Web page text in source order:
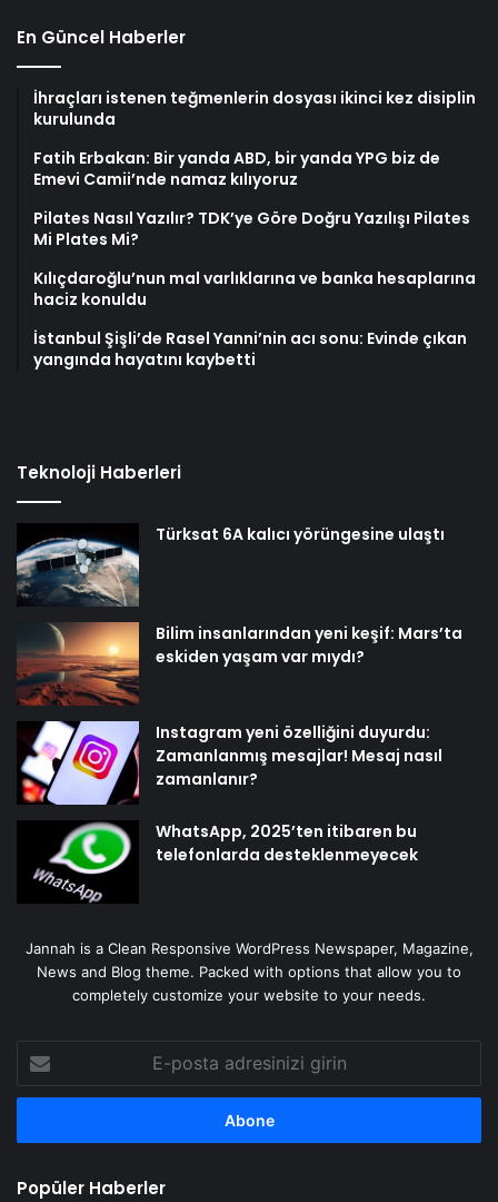
En Güncel Haberler
İhraçları istenen teğmenlerin dosyası ikinci kez disiplin
kurulunda
Fatih Erbakan: Bir yanda ABD, bir yanda YPG biz de
Emevi Camii’nde namaz kılıyoruz
Pilates Nasıl Yazılır? TDK’ye Göre Doğru Yazılışı Pilates
Mi Plates Mi?
Kılıçdaroğlu’nun mal varlıklarına ve banka hesaplarına
haciz konuldu
İstanbul Şişli’de Rasel Yanni’nin acı sonu: Evinde çıkan
yangında hayatını kaybetti
Teknoloji Haberleri
Türksat 6A kalıcı yörüngesine ulaştı
Bilim insanlarından yeni keşif: Mars’ta
eskiden yaşam var mıydı?
Instagram yeni özelliğini duyurdu:
Zamanlanmış mesajlar! Mesaj nasıl
zamanlanır?
WhatsApp, 2025’ten itibaren bu
telefonlarda desteklenmeyecek
Jannah is a Clean Responsive WordPress Newspaper, Magazine,
News and Blog theme. Packed with options that allow you to
completely customize your website to your needs.
posta
adresinizi
Popüler Haberler